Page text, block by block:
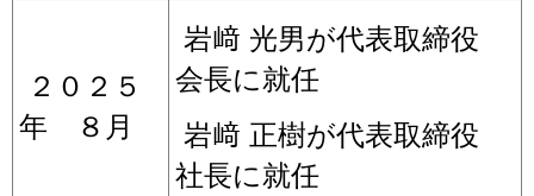
２０２５
年 ８月
岩﨑 光男が代表取締役
会長に就任
岩﨑 正樹が代表取締役
社長に就任